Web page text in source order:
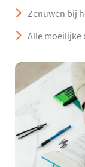
Zenuwen bij
Alle moeilijke